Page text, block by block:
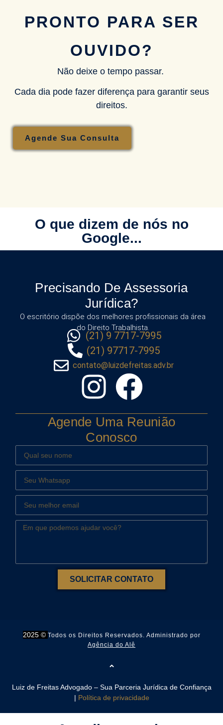
PRONTO PARA SER
OUVIDO?
Não deixe o tempo passar.
Cada dia pode fazer diferença para garantir seus
direitos.
Agende Sua Consulta
O que dizem de nós no
Google...
Precisando De Assessoria
Jurídica?
O escritório dispõe dos melhores profissionais da área
do Direito Trabalhista.
(21) 9 7717-7995
(21) 97717-7995
contato@luizdefreitas.adv.br
Agende Uma Reunião
Conosco
SOLICITAR CONTATO
2025 © Todos os Direitos Reservados. Administrado por
Agência do Alê
Luiz de Freitas Advogado – Sua Parceria Jurídica de Confiança
| Política de privacidade